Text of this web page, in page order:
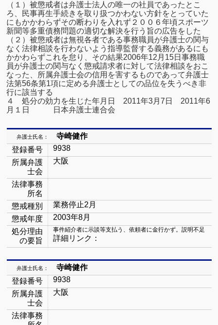
（１）被懲戒者は弁護士法人の唯一の社員であったとこ
ろ、民事再生手続きを取り扱つかわない方針をとっていた
にもかかわらずその断わりを入れず２００６年頃スポーツ
新聞等多重債務問題の適切な解決を行う旨の広告をした
（２）被懲戒者は無視各者である事務職員が弁護士の関与
なく法律相談を行わないよう指導監督する義務があるにも
かかわらずこれを怠り、その結果2006年12 月 15日事務職
員が弁護士の関与なく懲戒請求者に対して法律相談をおこ
なった、 所属弁護士会の信用を害するものであって弁護士
法第56条第1項に定める弁護士としての品位を失うべき非
行に該当する
４ 処分の効力を生じた年月日 2011年3月7日 2011年6
月１日 日本弁護士連合会
弁護士氏名：
寺崎健作
登録番号
9938
所属弁護
士会
大阪
法律事務
所名
懲戒種別
業務停止2 月
懲戒年度
2003年8月
処分理由
の要旨
事件紹介者に示談等支払う、依頼者に金行かず。説明不足
詳細リンク：
弁護士氏名：
寺崎健作
登録番号
9938
所属弁護
士会
大阪
法律事務